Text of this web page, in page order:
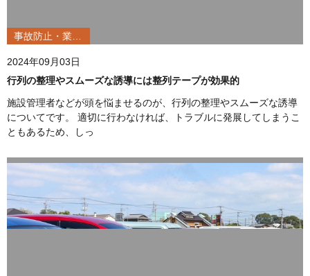
2024年09月03日
行列の整理やスムーズな誘導には整列テープが効果的
施設管理者などが頭を悩ませるのが、行列の整理やスムーズな誘導
についてです。 適切に行わなければ、トラブルに発展してしまうこ
ともあるため、しっ